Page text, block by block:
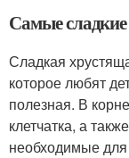
Самые
Сладкая
которое любят
полезная. В
клетчатка, а
необходимые